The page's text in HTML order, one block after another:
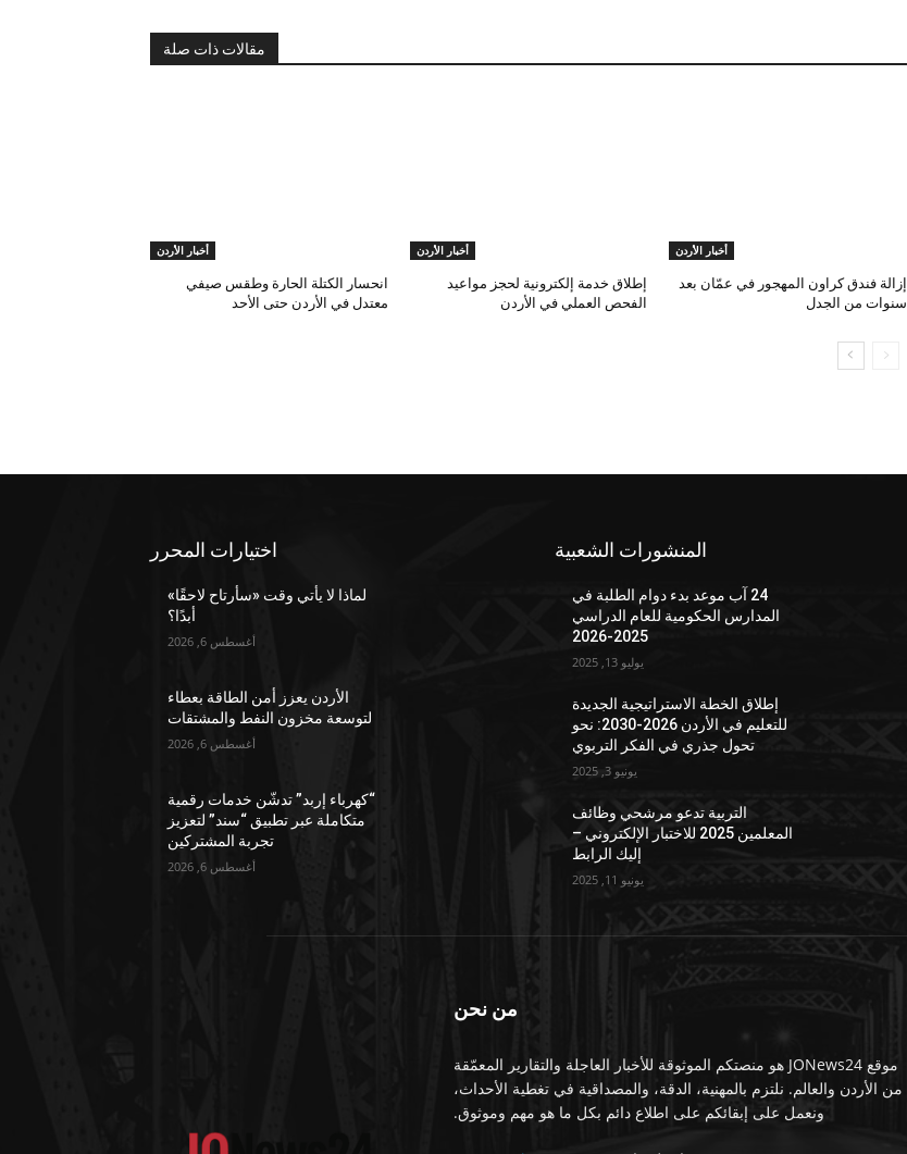
مقالات ذات صلة
أخبار الأردن
إزالة فندق كراون المهجور في عمّان بعد
سنوات من الجدل
أخبار الأردن
إطلاق خدمة إلكترونية لحجز مواعيد
الفحص العملي في الأردن
أخبار الأردن
انحسار الكتلة الحارة وطقس صيفي
معتدل في الأردن حتى الأحد
اختيارات المحرر
لماذا لا يأتي وقت «سأرتاح لاحقًا»
أبدًا؟
أغسطس 6, 2026
الأردن يعزز أمن الطاقة بعطاء
لتوسعة مخزون النفط والمشتقات
أغسطس 6, 2026
“كهرباء إربد” تدشّن خدمات رقمية
متكاملة عبر تطبيق “سند” لتعزيز
تجربة المشتركين
أغسطس 6, 2026
المنشورات الشعبية
24 آب موعد بدء دوام الطلبة في
المدارس الحكومية للعام الدراسي
2025-2026
يوليو 13, 2025
إطلاق الخطة الاستراتيجية الجديدة
للتعليم في الأردن 2026-2030: نحو
تحول جذري في الفكر التربوي
يونيو 3, 2025
التربية تدعو مرشحي وظائف
المعلمين 2025 للاختبار الإلكتروني –
إليك الرابط
يونيو 11, 2025
من نحن
موقع JONews24 هو منصتكم الموثوقة للأخبار العاجلة والتقارير المعمّقة
من الأردن والعالم. نلتزم بالمهنية، الدقة، والمصداقية في تغطية الأحداث،
ونعمل على إبقائكم على اطلاع دائم بكل ما هو مهم وموثوق.